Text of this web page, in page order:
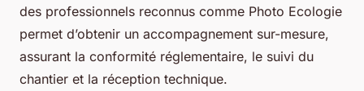
des professionnels reconnus comme Photo Ecologie
permet d’obtenir un accompagnement sur-mesure,
assurant la conformité réglementaire, le suivi du
chantier et la réception technique.